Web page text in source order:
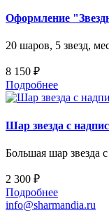
Оформление
20 шаров, 5 звезд,
8 150 ₽
Подробнее
Шар звезда с
Большая шар звезда
2 300 ₽
Подробнее
info@sharmandia.ru